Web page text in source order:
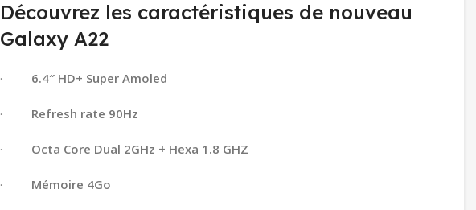
Découvrez les caractéristiques de nouveau
Galaxy A22
· 6.4″ HD+ Super Amoled
· Refresh rate 90Hz
· Octa Core Dual 2GHz + Hexa 1.8 GHZ
· Mémoire 4Go